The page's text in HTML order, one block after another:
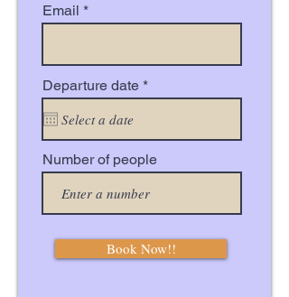
Email
Departure date *r
e
i
r
e
Number of people
Book Now!!